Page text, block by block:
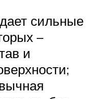
сильные
–
и